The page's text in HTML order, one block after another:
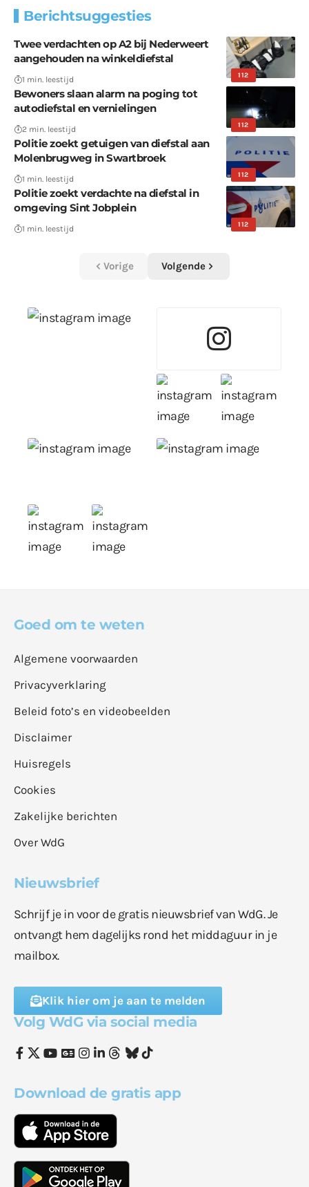
Berichtsuggesties
112
Twee verdachten op A2 bij Nederweert
aangehouden na winkeldiefstal
1 min. leestijd
112
Bewoners slaan alarm na poging tot
autodiefstal en vernielingen
2 min. leestijd
112
Politie zoekt getuigen van diefstal aan
Molenbrugweg in Swartbroek
1 min. leestijd
112
Politie zoekt verdachte na diefstal in
omgeving Sint Jobplein
1 min. leestijd
Vorige Volgende
Goed om te weten
Algemene voorwaarden
Privacyverklaring
Beleid foto’s en videobeelden
Disclaimer
Huisregels
Cookies
Zakelijke berichten
Over WdG
Nieuwsbrief
Schrijf je in voor de gratis nieuwsbrief van WdG. Je
ontvangt hem dagelijks rond het middaguur in je
mailbox.
Klik hier om je aan te melden
Volg WdG via social media
Download de gratis app